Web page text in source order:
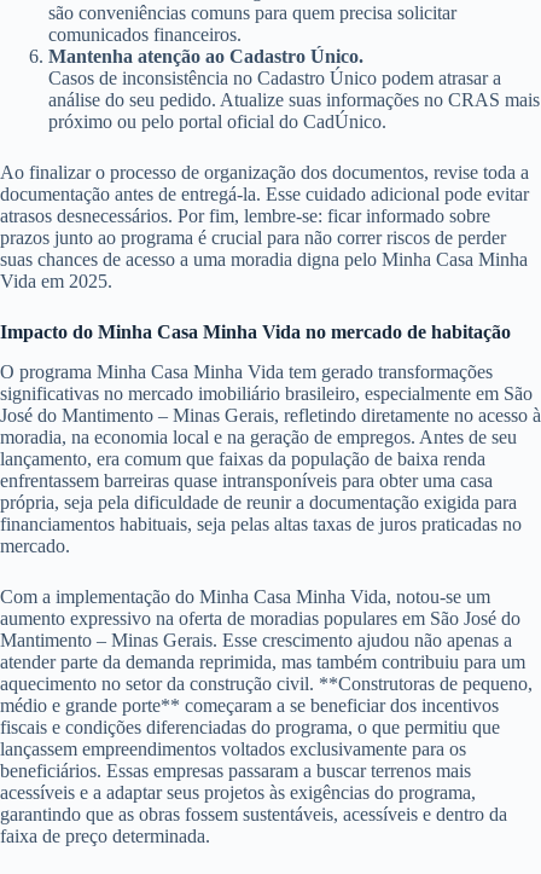
são conveniências comuns para quem precisa solicitar
comunicados financeiros.
Mantenha atenção ao Cadastro Único.
Casos de inconsistência no Cadastro Único podem atrasar a
análise do seu pedido. Atualize suas informações no CRAS mais
próximo ou pelo portal oficial do CadÚnico.
Ao finalizar o processo de organização dos documentos, revise toda a
documentação antes de entregá-la. Esse cuidado adicional pode evitar
atrasos desnecessários. Por fim, lembre-se: ficar informado sobre
prazos junto ao programa é crucial para não correr riscos de perder
suas chances de acesso a uma moradia digna pelo Minha Casa Minha
Vida em 2025.
Impacto do Minha Casa Minha Vida no mercado de habitação
O programa Minha Casa Minha Vida tem gerado transformações
significativas no mercado imobiliário brasileiro, especialmente em São
José do Mantimento – Minas Gerais, refletindo diretamente no acesso à
moradia, na economia local e na geração de empregos. Antes de seu
lançamento, era comum que faixas da população de baixa renda
enfrentassem barreiras quase intransponíveis para obter uma casa
própria, seja pela dificuldade de reunir a documentação exigida para
financiamentos habituais, seja pelas altas taxas de juros praticadas no
mercado.
Com a implementação do Minha Casa Minha Vida, notou-se um
aumento expressivo na oferta de moradias populares em São José do
Mantimento – Minas Gerais. Esse crescimento ajudou não apenas a
atender parte da demanda reprimida, mas também contribuiu para um
aquecimento no setor da construção civil. **Construtoras de pequeno,
médio e grande porte** começaram a se beneficiar dos incentivos
fiscais e condições diferenciadas do programa, o que permitiu que
lançassem empreendimentos voltados exclusivamente para os
beneficiários. Essas empresas passaram a buscar terrenos mais
acessíveis e a adaptar seus projetos às exigências do programa,
garantindo que as obras fossem sustentáveis, acessíveis e dentro da
faixa de preço determinada.